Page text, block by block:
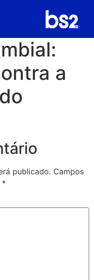
a
publicado. Campos
*